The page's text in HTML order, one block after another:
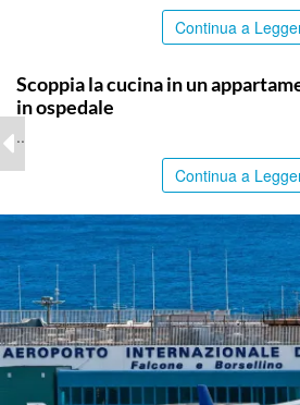
Continua a
Scoppia la cucina in un
in ospedale
..
Continua a